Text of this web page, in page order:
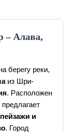
– Алава,
берегу реки,
из Шри-
. Расположен
предлагает
и
. Город